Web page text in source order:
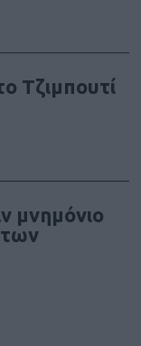
Τζιμπουτί
μνημόνιο
των